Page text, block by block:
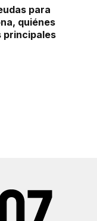
para
quiénes
principales